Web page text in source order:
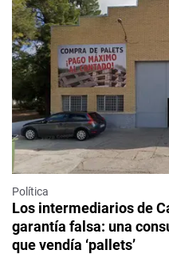
Política
Los intermediarios de
garantía falsa: una
que vendía ‘pallets’